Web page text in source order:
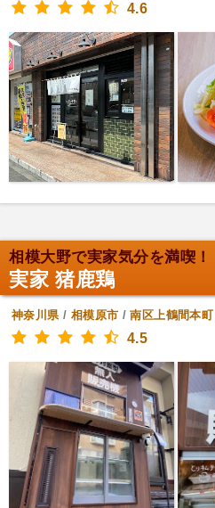
4.6
相模大野で実家気分を満喫！
実家 猪鹿鶏
神奈川県/ 相模原市 /南区上鶴間本町
4.5